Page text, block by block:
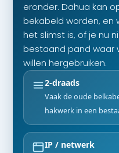
eronder. Dahua kan
bekabeld worden, en
het slimst is, of je nu
bestaand pand waar
willen hergebruiken.
2-draads
Vaak de oude
hakwerk in een
IP / netwerk